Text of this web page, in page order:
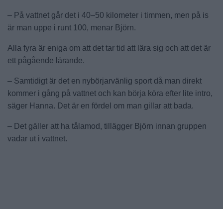
– På vattnet går det i 40–50 kilometer i timmen, men på is
är man uppe i runt 100, menar Björn.
Alla fyra är eniga om att det tar tid att lära sig och att det är
ett pågående lärande.
– Samtidigt är det en nybörjarvänlig sport då man direkt
kommer i gång på vattnet och kan börja köra efter lite intro,
säger Hanna. Det är en fördel om man gillar att bada.
– Det gäller att ha tålamod, tillägger Björn innan gruppen
vadar ut i vattnet.